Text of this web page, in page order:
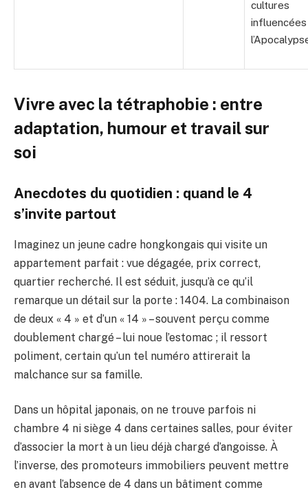
cultures
Vivre avec la tétraphobie : entre
adaptation, humour et travail sur
soi
Anecdotes du quotidien : quand le 4
s’invite partout
Imaginez un jeune cadre hongkongais qui visite un
appartement parfait : vue dégagée, prix correct,
quartier recherché. Il est séduit, jusqu’à ce qu’il
remarque un détail sur la porte : 1404. La combinaison
de deux « 4 » et d’un « 14 » – souvent perçu comme
doublement chargé – lui noue l’estomac ; il ressort
poliment, certain qu’un tel numéro attirerait la
malchance sur sa famille.
Dans un hôpital japonais, on ne trouve parfois ni
chambre 4 ni siège 4 dans certaines salles, pour éviter
d’associer la mort à un lieu déjà chargé d’angoisse. À
l’inverse, des promoteurs immobiliers peuvent mettre
en avant l’absence de 4 dans un bâtiment comme